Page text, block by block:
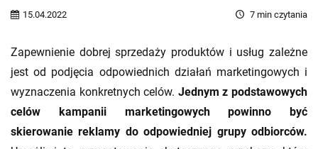
7 min czytania
15.04.2022
Zapewnienie dobrej sprzedaży produktów i usług zależne
jest od podjęcia odpowiednich działań marketingowych i
wyznaczenia konkretnych celów. Jednym z podstawowych
celów kampanii marketingowych powinno być
skierowanie reklamy do odpowiedniej grupy odbiorców.